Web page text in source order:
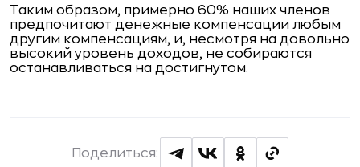
Таким образом, примерно 60% наших членов
предпочитают денежные компенсации любым
другим компенсациям, и, несмотря на довольно
высокий уровень доходов, не собираются
останавливаться на достигнутом.
Поделиться: